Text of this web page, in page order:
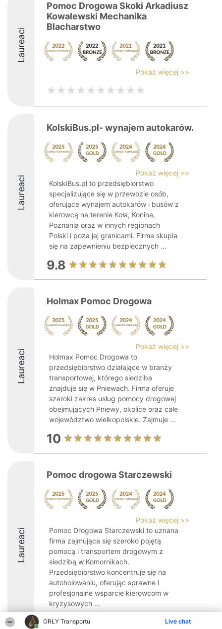
ORŁY Transportu Live chat
Laureaci
Pomoc Drogowa Skoki Arkadiusz
Kowalewski Mechanika
Blacharstwo
Pokaż więcej >>
Laureaci
KolskiBus.pl- wynajem autokarów.
Pokaż więcej >>
KolskiBus.pl to przedsiębiorstwo
specjalizujące się w przewozie osób,
oferujące wynajem autokarów i busów z
kierowcą na terenie Koła, Konina,
Poznania oraz w innych regionach
Polski i poza jej granicami. Firma skupia
się na zapewnieniu bezpiecznych ...
9.8
Laureaci
Holmax Pomoc Drogowa
Pokaż więcej >>
Holmax Pomoc Drogowa to
przedsiębiorstwo działające w branży
transportowej, którego siedziba
znajduje się w Pniewach. Firma oferuje
szeroki zakres usług pomocy drogowej
obejmujących Pniewy, okolice oraz całe
województwo wielkopolskie. Zajmuje ...
10
Laureaci
Pomoc drogowa Starczewski
Pokaż więcej >>
Pomoc Drogowa Starczewski to uznana
firma zajmująca się szeroko pojętą
pomocą i transportem drogowym z
siedzibą w Komornikach.
Przedsiębiorstwo koncentruje się na
autoholowaniu, oferując sprawne i
profesjonalne wsparcie kierowcom w
kryzysowych ...
10